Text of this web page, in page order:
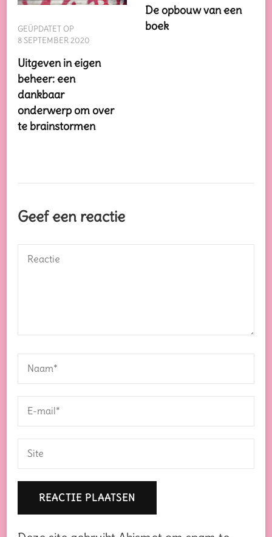
GEÜPDATET OP
8 SEPTEMBER 2020
Uitgeven in eigen
beheer: een
dankbaar
onderwerp om over
te brainstormen
De opbouw van een
boek
Geef een reactie